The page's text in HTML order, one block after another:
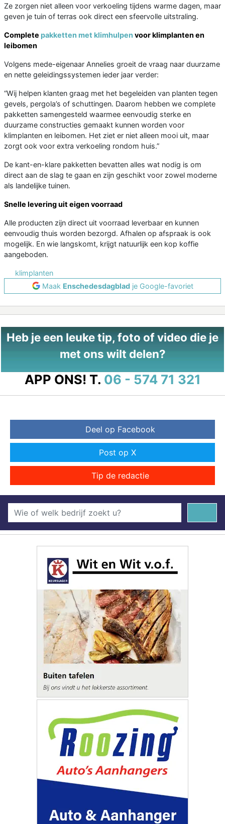
Ze zorgen niet alleen voor verkoeling tijdens warme dagen, maar
geven je tuin of terras ook direct een sfeervolle uitstraling.
Complete pakketten met klimhulpen voor klimplanten en
leibomen
Volgens mede-eigenaar Annelies groeit de vraag naar duurzame
en nette geleidingssystemen ieder jaar verder:
“Wij helpen klanten graag met het begeleiden van planten tegen
gevels, pergola’s of schuttingen. Daarom hebben we complete
pakketten samengesteld waarmee eenvoudig sterke en
duurzame constructies gemaakt kunnen worden voor
klimplanten en leibomen. Het ziet er niet alleen mooi uit, maar
zorgt ook voor extra verkoeling rondom huis.”
De kant-en-klare pakketten bevatten alles wat nodig is om
direct aan de slag te gaan en zijn geschikt voor zowel moderne
als landelijke tuinen.
Snelle levering uit eigen voorraad
Alle producten zijn direct uit voorraad leverbaar en kunnen
eenvoudig thuis worden bezorgd. Afhalen op afspraak is ook
mogelijk. En wie langskomt, krijgt natuurlijk een kop koffie
aangeboden.
klimplanten
Maak Enschedesdagbladje Google-favoriet
Heb je een leuke tip, foto of video die je
met ons wilt delen?
APP ONS! T. 06 - 574 71 321
Deel op Facebook
Post op X
Tip de redactie